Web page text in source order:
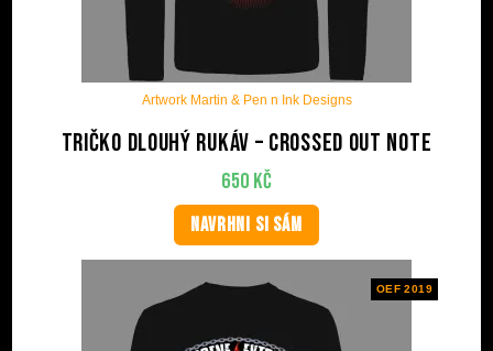
Artwork Martin & Pen n Ink Designs
Tričko dlouhý rukáv – Crossed Out Note
650 Kč
NAVRHNI SI SÁM
OEF 2019